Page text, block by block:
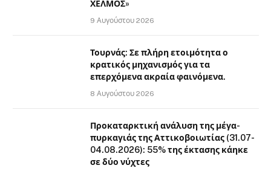
ΧΕΛΜΟΣ»
9 Αυγούστου 2026
Τουρνάς: Σε πλήρη ετοιμότητα ο
κρατικός μηχανισμός για τα
επερχόμενα ακραία φαινόμενα.
8 Αυγούστου 2026
Προκαταρκτική ανάλυση της μέγα-
πυρκαγιάς της Αττικοβοιωτίας (31.07-
04.08.2026): 55% της έκτασης κάηκε
σε δύο νύχτες